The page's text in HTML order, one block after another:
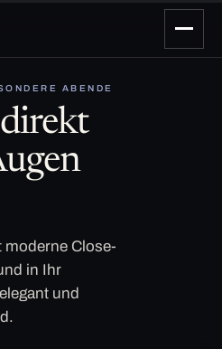
ABENDE
Close-
in Ihr
und